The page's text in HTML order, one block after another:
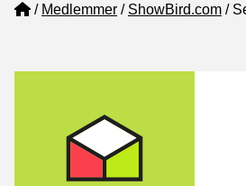
Home
Medlemmer ShowBird.com